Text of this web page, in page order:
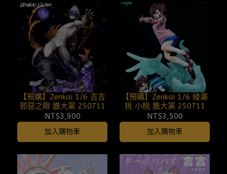
【預購】Zenkai 1/6 吉吉
邪惡之眼 膽大黨 250711
NT$3,900
加入購物車
【預購】Zenkai 1/6 綾瀨
桃 小桃 膽大黨 250711
NT$3,500
加入購物車